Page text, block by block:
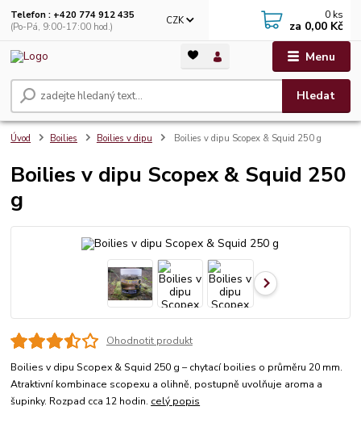
Menu
CZK
Hledat
Telefon : +420 774 912 435
(Po-Pá, 9:00-17:00 hod.)
0 ks
za 0,00 Kč
Úvod Boilies Boilies v dipu Boilies v dipu Scopex & Squid 250 g
Boilies v dipu Scopex & Squid 250
g
Ohodnotit produkt
Boilies v dipu Scopex & Squid 250 g – chytací boilies o průměru 20 mm.
Atraktivní kombinace scopexu a olihně, postupně uvolňuje aroma a
šupinky. Rozpad cca 12 hodin. celý popis